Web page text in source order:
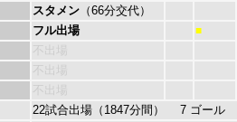
スタメン （66分交代）
フル出場 ■
不出場
不出場
不出場
22試合出場（1847分間） 7 ゴール